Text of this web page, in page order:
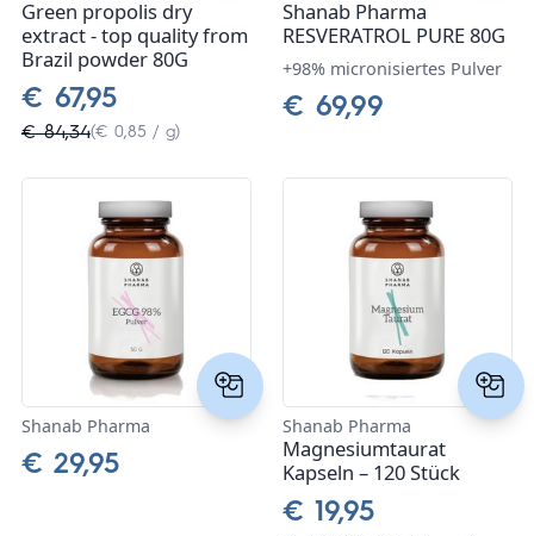
Green propolis dry
extract - top quality from
Brazil powder 80G
€ 67,95
€ 84,34(€ 0,85 / g)
Shanab Pharma
RESVERATROL PURE 80G
+98% micronisiertes Pulver
€ 69,99
Shanab Pharma
€ 29,95
Shanab Pharma
Magnesiumtaurat
Kapseln – 120 Stück
€ 19,95